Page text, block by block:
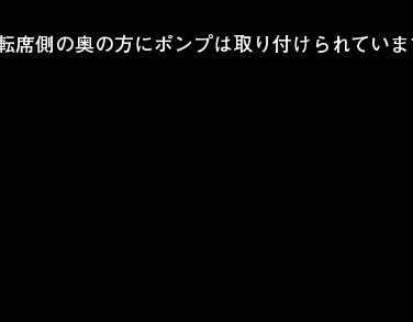
席側の奥の方にポンプは取り付けられていま